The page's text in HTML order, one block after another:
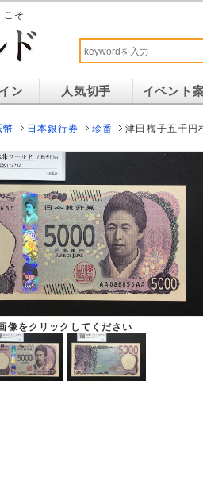
こそ
ン 人気切手 イベント
幣 日本銀行券 珍番 津田梅子五千
像をクリックしてください